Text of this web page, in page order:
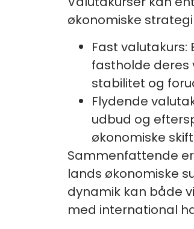
økonomiske
Fast
fastholde deres
stabilitet og
Flydende
udbud og
økonomiske
Sammenfattende
lands økonomiske
dynamik kan både
med international